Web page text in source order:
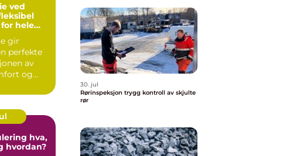
ved
hele
gir
perfekte
av
og
hva,
hvordan?
30. jul
Rørinspeksjon trygg kontroll av skjulte
rør